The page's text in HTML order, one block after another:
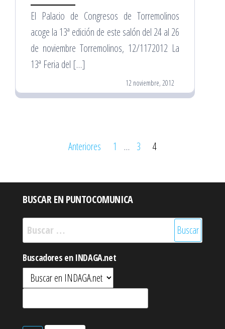
El Palacio de Congresos de Torremolinos
acoge la 13ª edición de este salón del 24 al 26
de noviembre Torremolinos, 12/1172012 La
13ª Feria del […]
12 noviembre, 2012
Paginación
entradas
Anteriores 1 … 3 4
BUSCAR EN PUNTOCOMUNICA
Buscar:
Buscadores en INDAGA.net